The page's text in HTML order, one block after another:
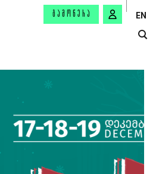
ᲒᲐᲛᲝᲬᲔᲠᲐ EN